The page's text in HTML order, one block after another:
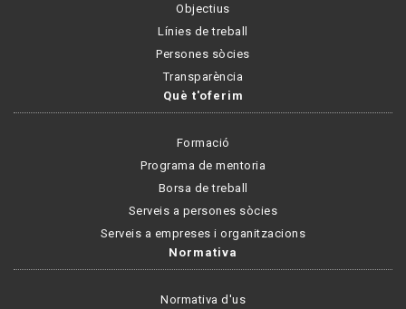
Objectius
Línies de treball
Persones sòcies
Transparència
Què t'oferim
Formació
Programa de mentoria
Borsa de treball
Serveis a persones sòcies
Serveis a empreses i organitzacions
Normativa
Normativa d'us